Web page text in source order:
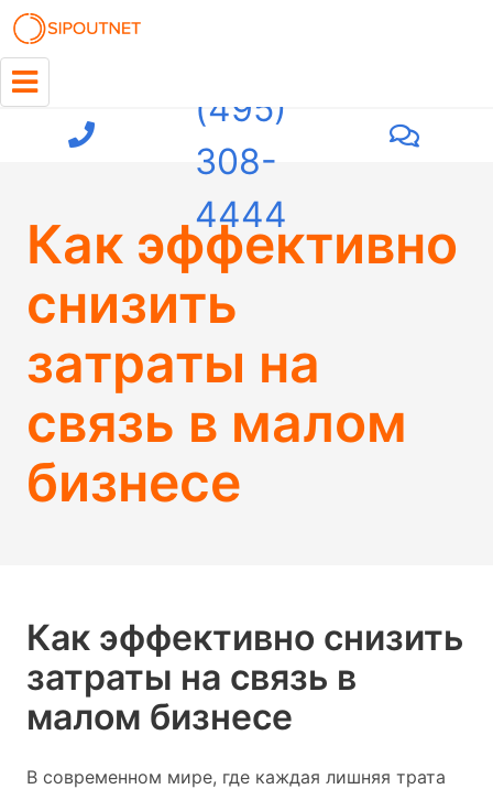
(495)
308-
4444
Как эффективно
снизить
затраты на
связь в малом
бизнесе
Как эффективно снизить
затраты на связь в
малом бизнесе
В современном мире, где каждая лишняя трата